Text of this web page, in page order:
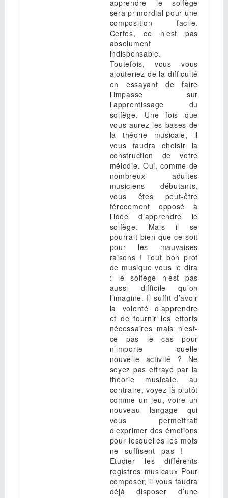
apprendre le solfège
sera primordial pour une
composition facile.
Certes, ce n’est pas
absolument
indispensable.
Toutefois, vous vous
ajouteriez de la difficulté
en essayant de faire
l’impasse sur
l’apprentissage du
solfège. Une fois que
vous aurez les bases de
la théorie musicale, il
vous faudra choisir la
construction de votre
mélodie. Oui, comme de
nombreux adultes
musiciens débutants,
vous êtes peut-être
férocement opposé à
l’idée d’apprendre le
solfège. Mais il se
pourrait bien que ce soit
pour les mauvaises
raisons ! Tout bon prof
de musique vous le dira
: le solfège n’est pas
aussi difficile qu’on
l’imagine. Il suffit d’avoir
la volonté d’apprendre
et de fournir les efforts
nécessaires mais n’est-
ce pas le cas pour
n’importe quelle
nouvelle activité ? Ne
soyez pas effrayé par la
théorie musicale, au
contraire, voyez là plutôt
comme un jeu, voire un
nouveau langage qui
vous permettrait
d’exprimer des émotions
pour lesquelles les mots
ne suffisent pas !
Etudier les différents
registres musicaux Pour
composer, il vous faudra
déjà disposer d’une